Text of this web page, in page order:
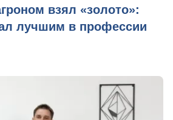
взял «золото»:
лучшим в профессии